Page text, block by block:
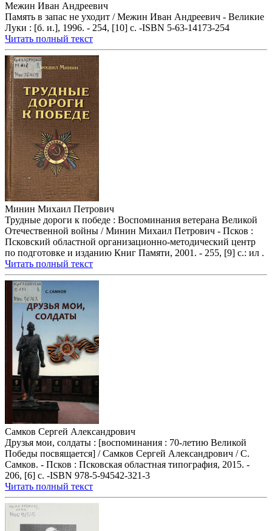
Межин Иван Андреевич
Память в запас не уходит / Межин Иван Андреевич - Великие
Луки : [б. и.], 1996. - 254, [10] с. -ISBN 5-63-14173-254
Читать полный текст
Минин Михаил Петрович
Трудные дороги к победе : Воспоминания ветерана Великой
Отечественной войны / Минин Михаил Петрович - Псков :
Псковский областной организационно-методический центр
по подготовке и изданию Книг Памяти, 2001. - 255, [9] с.: ил .
Читать полный текст
Самков Сергей Александрович
Друзья мои, солдаты : [воспоминания : 70-летию Великой
Победы посвящается] / Самков Сергей Александрович / С.
Самков. - Псков : Псковская областная типография, 2015. -
206, [6] с. -ISBN 978-5-94542-321-3
Читать полный текст